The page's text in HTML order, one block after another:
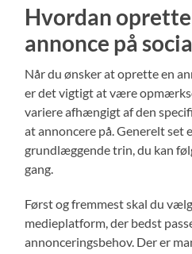
Hvordan
annonce på
Når du ønsker at oprette en
er det vigtigt at være
variere afhængigt af den
at annoncere på. Generelt set
grundlæggende trin, du kan
gang.
Først og fremmest skal du
medieplatform, der bedst
annonceringsbehov. Der er